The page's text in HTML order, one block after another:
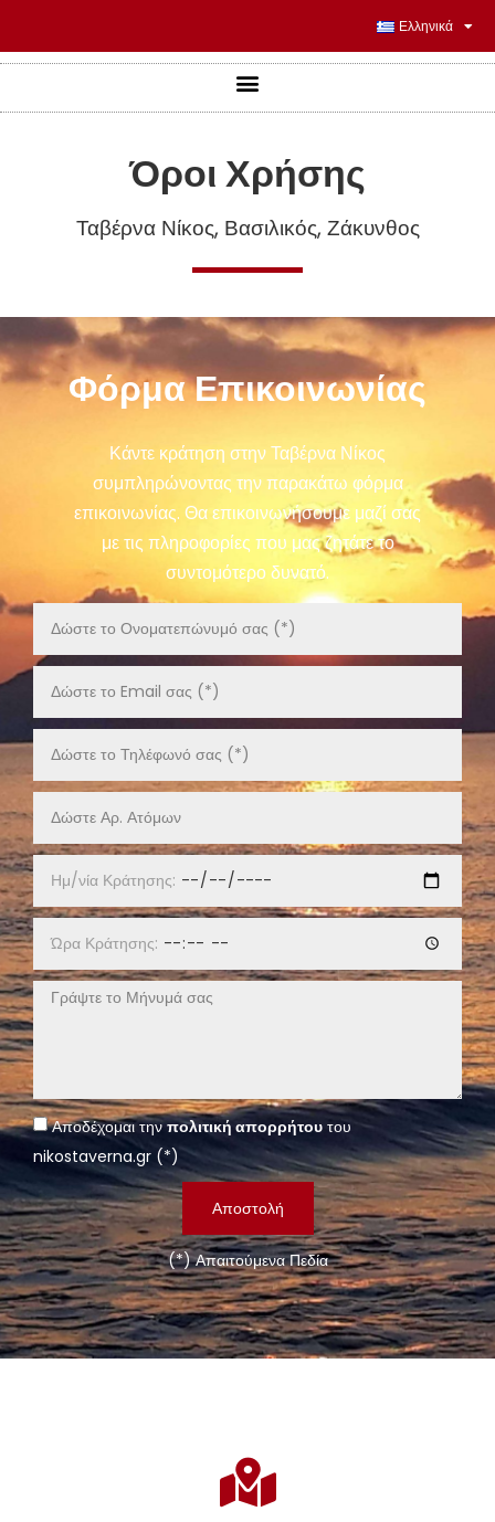
Ελληνικά
Όροι Χρήσης
Ταβέρνα Νίκος, Βασιλικός, Ζάκυνθος
Φόρμα Επικοινωνίας
Κάντε κράτηση στην Ταβέρνα Νίκος
συμπληρώνοντας την παρακάτω φόρμα
επικοινωνίας. Θα επικοινωνήσουμε μαζί σας
με τις πληροφορίες που μας ζητάτε το
συντομότερο δυνατό.
Αποδέχομαι τηνπολιτική απορρήτου του
nikostaverna.gr (*)
Αποστολή
(*) Απαιτούμενα Πεδία